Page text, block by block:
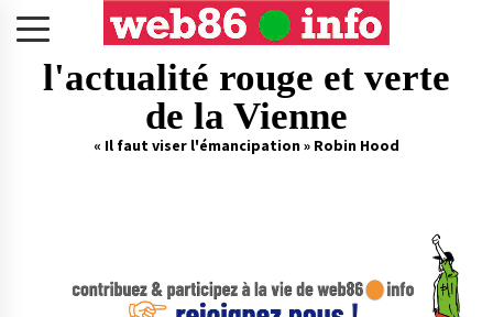
l'actualité rouge et verte
de la Vienne
« Il faut viser l'émancipation » Robin Hood